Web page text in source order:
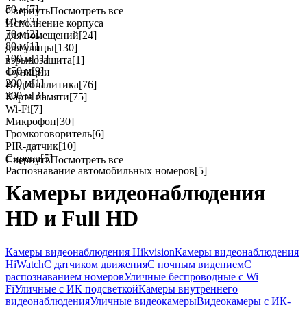
50 м[7]
60 м[3]
70 м[2]
80 м[1]
100 м[11]
150 м[9]
200 м[1]
300 м[3]
СвернутьПосмотреть все
Исполнение корпуса
для помещений[24]
для улицы[130]
взрывозащита[1]
Функции
Видеоналитика[76]
Карта памяти[75]
Wi-Fi[7]
Микрофон[30]
Громкоговоритель[6]
PIR-датчик[10]
Сирена[5]
Распознавание автомобильных номеров[5]
СвернутьПосмотреть все
Камеры видеонаблюдения
HD и Full HD
Камеры видеонаблюдения HikvisionКамеры видеонаблюдения
HiWatchС датчиком движенияС ночным видениемС
распознаванием номеровУличные беспроводные с Wi
FiУличные с ИК подсветкойКамеры внутреннего
видеонаблюденияУличные видеокамерыВидеокамеры с ИК-